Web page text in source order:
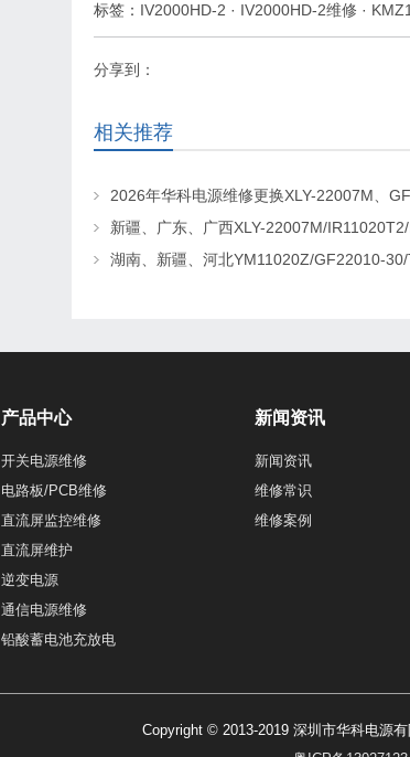
标签： IV2000HD-2 · IV2000HD-2维修 ·
分享到：
相关推荐
产品中心
开关电源维修
电路板/PCB维修
直流屏监控维修
直流屏维护
逆变电源
通信电源维修
铅酸蓄电池充放电
新闻资讯
新闻资讯
维修常识
维修案例
Copyright © 2013-2019 深圳市华科电源